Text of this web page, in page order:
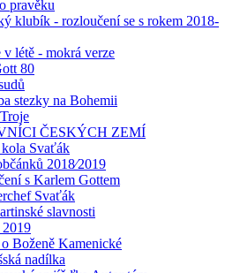
pravěku
klubík - rozloučení se s rokem 2018-
v létě - mokrá verze
80
stezky na Bohemii
ČESKÝCH ZEMÍ
Svaťák
2018⁄2019
s Karlem Gottem
Svaťák
slavnosti
o Boženě Kamenické
nadílka